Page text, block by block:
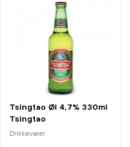
Tsingtao Øl 4,7% 330ml
Tsingtao
Drikkevarer